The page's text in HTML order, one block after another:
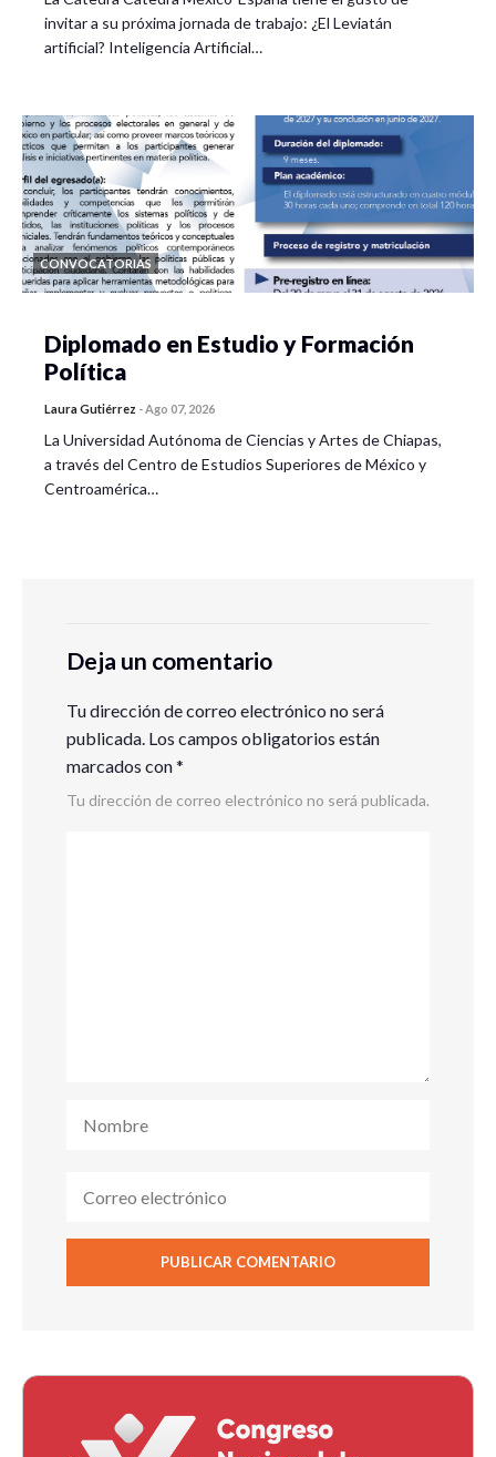
invitar a su próxima jornada de trabajo: ¿El Leviatán
artificial? Inteligencia Artificial…
CONVOCATORIAS
Diplomado en Estudio y Formación
Política
Laura Gutiérrez -Ago 07, 2026
La Universidad Autónoma de Ciencias y Artes de Chiapas,
a través del Centro de Estudios Superiores de México y
Centroamérica…
Deja un comentario
Tu dirección de correo electrónico no será
publicada. Los campos obligatorios están
marcados con*
Tu dirección de correo electrónico no será publicada.